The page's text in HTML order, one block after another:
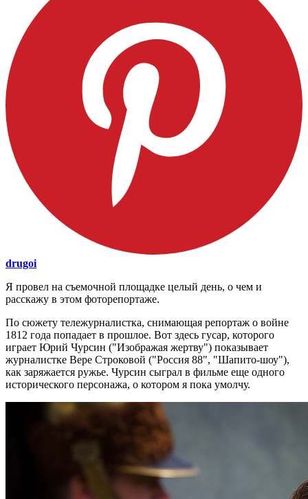
drugoi
Я провел на съемочной площадке целый день, о чем и
расскажу в этом фоторепортаже.
По сюжету тележурналистка, снимающая репортаж о войне
1812 года попадает в прошлое. Вот здесь гусар, которого
играет Юрий Чурсин ("Изображая жертву") показывает
журналистке Вере Строковой ("Россия 88", "Шапито-шоу"),
как заряжается ружье. Чурсин сыграл в фильме еще одного
исторического персонажа, о котором я пока умолчу.